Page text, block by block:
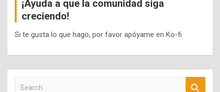
¡Ayuda a que la comunidad siga
creciendo!
Si te gusta lo que hago, por favor apóyame en Ko-fi